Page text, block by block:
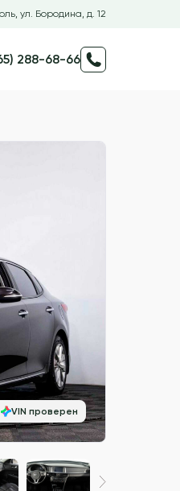
ул. Бородина, д. 12
288-68-66
VIN проверен